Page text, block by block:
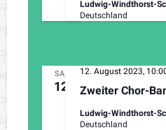
Ludwig-Windthorst-
Deutschland
SA.
12 Zweiter Chor-
12. August 2023,
Ludwig-Windthorst-
Deutschland